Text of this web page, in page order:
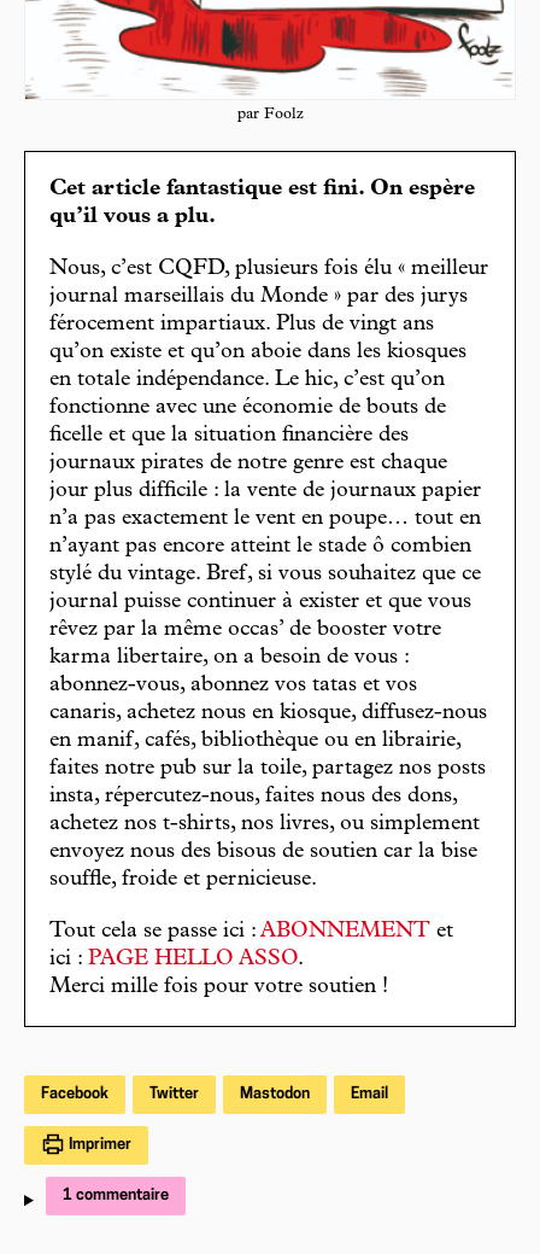
par Foolz
Cet article fantastique est fini. On espère
qu’il vous a plu.
Nous, c’est CQFD, plusieurs fois élu « meilleur
journal marseillais du Monde » par des jurys
férocement impartiaux. Plus de vingt ans
qu’on existe et qu’on aboie dans les kiosques
en totale indépendance. Le hic, c’est qu’on
fonctionne avec une économie de bouts de
ficelle et que la situation financière des
journaux pirates de notre genre est chaque
jour plus difficile : la vente de journaux papier
n’a pas exactement le vent en poupe… tout en
n’ayant pas encore atteint le stade ô combien
stylé du vintage. Bref, si vous souhaitez que ce
journal puisse continuer à exister et que vous
rêvez par la même occas’ de booster votre
karma libertaire, on a besoin de vous :
abonnez-vous, abonnez vos tatas et vos
canaris, achetez nous en kiosque, diffusez-nous
en manif, cafés, bibliothèque ou en librairie,
faites notre pub sur la toile, partagez nos posts
insta, répercutez-nous, faites nous des dons,
achetez nos t-shirts, nos livres, ou simplement
envoyez nous des bisous de soutien car la bise
souffle, froide et pernicieuse.
Tout cela se passe ici : ABONNEMENT et
ici : PAGE HELLO ASSO.
Merci mille fois pour votre soutien !
Facebook Twitter Mastodon Email
Imprimer
1 commentaire